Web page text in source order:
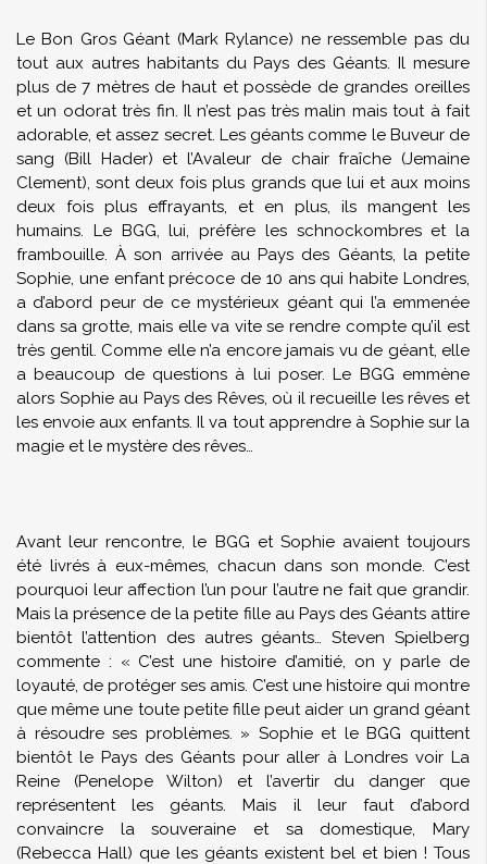
Le Bon Gros Géant (Mark Rylance) ne ressemble pas du
tout aux autres habitants du Pays des Géants. Il mesure
plus de 7 mètres de haut et possède de grandes oreilles
et un odorat très fin. Il n’est pas très malin mais tout à fait
adorable, et assez secret. Les géants comme le Buveur de
sang (Bill Hader) et l’Avaleur de chair fraîche (Jemaine
Clement), sont deux fois plus grands que lui et aux moins
deux fois plus effrayants, et en plus, ils mangent les
humains. Le BGG, lui, préfère les schnockombres et la
frambouille. À son arrivée au Pays des Géants, la petite
Sophie, une enfant précoce de 10 ans qui habite Londres,
a d’abord peur de ce mystérieux géant qui l’a emmenée
dans sa grotte, mais elle va vite se rendre compte qu’il est
très gentil. Comme elle n’a encore jamais vu de géant, elle
a beaucoup de questions à lui poser. Le BGG emmène
alors Sophie au Pays des Rêves, où il recueille les rêves et
les envoie aux enfants. Il va tout apprendre à Sophie sur la
magie et le mystère des rêves…
Avant leur rencontre, le BGG et Sophie avaient toujours
été livrés à eux-mêmes, chacun dans son monde. C’est
pourquoi leur affection l’un pour l’autre ne fait que grandir.
Mais la présence de la petite fille au Pays des Géants attire
bientôt l’attention des autres géants… Steven Spielberg
commente : « C’est une histoire d’amitié, on y parle de
loyauté, de protéger ses amis. C’est une histoire qui montre
que même une toute petite fille peut aider un grand géant
à résoudre ses problèmes. » Sophie et le BGG quittent
bientôt le Pays des Géants pour aller à Londres voir La
Reine (Penelope Wilton) et l’avertir du danger que
représentent les géants. Mais il leur faut d’abord
convaincre la souveraine et sa domestique, Mary
(Rebecca Hall) que les géants existent bel et bien ! Tous